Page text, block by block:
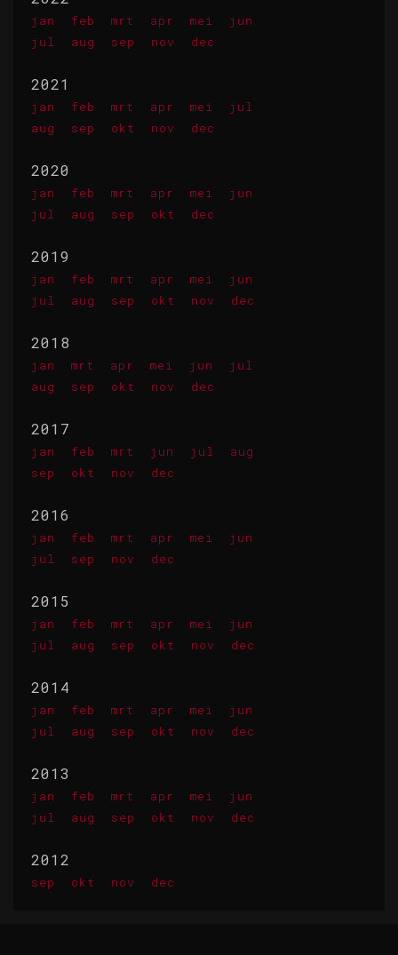
jan feb mrt apr mei
jun
jul
aug sep nov dec
2021
jan feb mrt apr mei
jul
aug
sep okt nov dec
2020
jan feb mrt apr mei
jun
jul
aug sep okt dec
2019
jan feb mrt apr mei
jun
jul
aug sep okt nov dec
2018
jan mrt apr mei jun
jul
aug
sep okt nov dec
2017
jan feb mrt jun jul
aug
sep
okt nov dec
2016
jan feb mrt apr mei
jun
jul
sep nov dec
2015
jan feb mrt apr mei
jun
jul
aug sep okt nov dec
2014
jan feb mrt apr mei
jun
jul
aug sep okt nov dec
2013
jan feb mrt apr mei
jun
jul
aug sep okt nov dec
2012
sep okt nov dec